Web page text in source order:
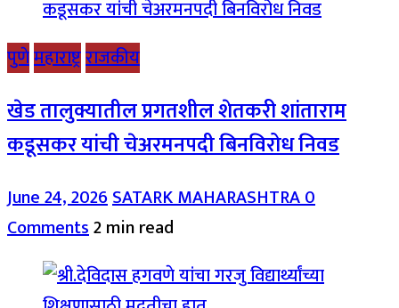
पुणेमहाराष्ट्रराजकीय
खेड तालुक्यातील प्रगतशील शेतकरी शांताराम
कडूसकर यांची चेअरमनपदी बिनविरोध निवड
June 24, 2026SATARK MAHARASHTRA0
Comments2 min read